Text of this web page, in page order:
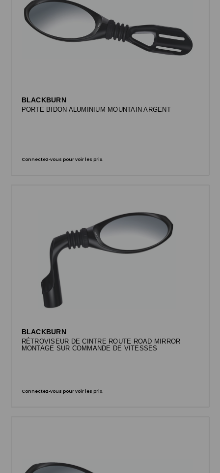
BLACKBURN
PORTE-BIDON ALUMINIUM MOUNTAIN ARGENT
Connectez-vous pour voir les prix.
BLACKBURN
RÉTROVISEUR DE CINTRE ROUTE ROAD MIRROR
MONTAGE SUR COMMANDE DE VITESSES
Connectez-vous pour voir les prix.